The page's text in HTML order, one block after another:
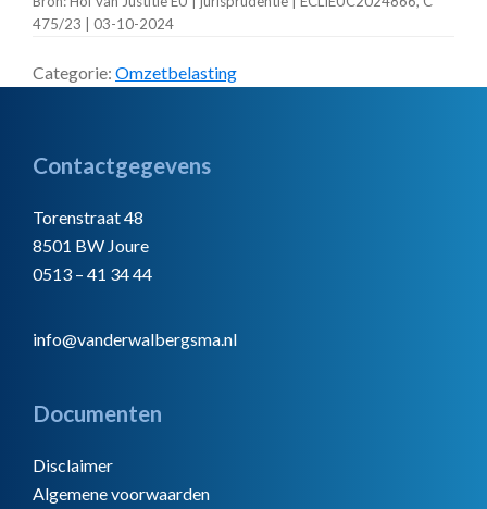
475/23 | 03-10-2024
Categorie: Omzetbelasting
Footer
Contactgegevens
Torenstraat 48
8501 BW Joure
0513 – 41 34 44
info@vanderwalbergsma.nl
Documenten
Disclaimer
Algemene voorwaarden